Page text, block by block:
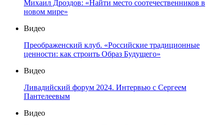
Михаил Дроздов: «Найти место соотечественников в
новом мире»
Видео
Преображенский клуб. «Российские традиционные
ценности: как строить Образ Будущего»
Видео
Ливадийский форум 2024. Интервью с Сергеем
Пантелеевым
Видео